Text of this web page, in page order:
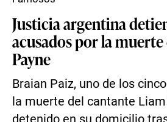
Justicia argentina
acusados por la
Payne
Braian Paiz, uno de los
la muerte del cantante